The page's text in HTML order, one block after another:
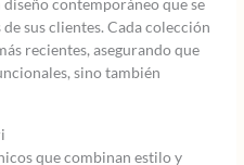
diseño contemporáneo que se
sus clientes. Cada colección
recientes, asegurando que
sino también
que combinan estilo y